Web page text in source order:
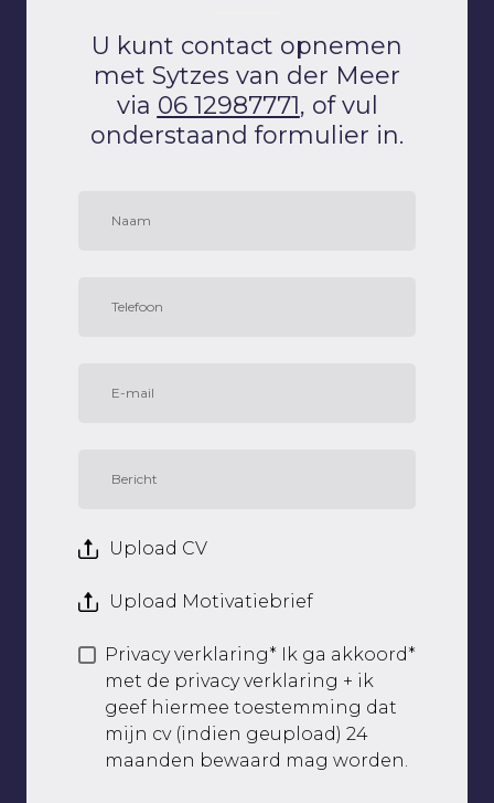
U kunt contact opnemen
met Sytzes van der Meer
via 06 12987771, of vul
onderstaand formulier in.
Upload CV
Upload Motivatiebrief
Privacy verklaring* Ik ga akkoord
met de privacy verklaring + ik
geef hiermee toestemming dat
mijn cv (indien geupload) 24
maanden bewaard mag worden.
*